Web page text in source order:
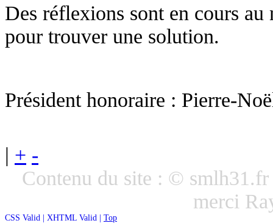
Des réflexions sont en cours
pour trouver une solution.
Président honoraire : Pierre-
| + -
Contenu du site : ©
merci
CSS Valid | XHTML Valid | Top